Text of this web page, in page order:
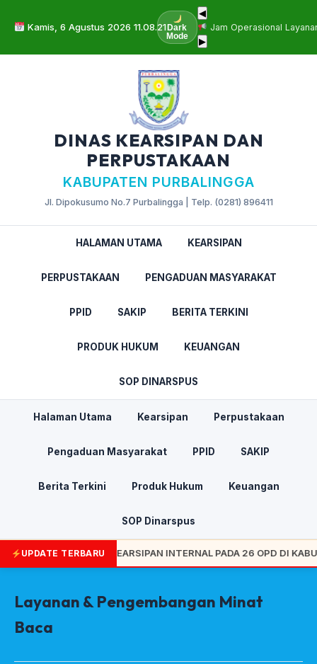
Kamis, 6 Agustus 2026 11.08.22Dark
Mode
◀
Jam Operasional
▶
DINAS KEARSIPAN DAN
PERPUSTAKAAN
KABUPATEN PURBALINGGA
Jl. Dipokusumo No.7 Purbalingga | Telp. (0281) 896411
HALAMAN UTAMA KEARSIPAN
PERPUSTAKAAN PENGADUAN MASYARAKAT
PPID SAKIP BERITA TERKINI
PRODUK HUKUM KEUANGAN
SOP DINARSPUS
Halaman Utama Kearsipan Perpustakaan
Pengaduan Masyarakat PPID SAKIP
Berita Terkini Produk Hukum Keuangan
SOP Dinarspus
UPDATE TERBARU
PENGAWASAN KEARSIPAN INTERNAL PADA 26 OPD DI
Layanan & Pengembangan Minat
Baca